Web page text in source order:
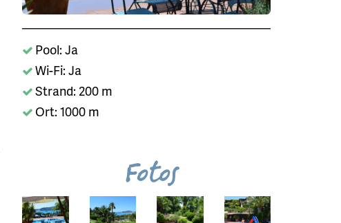
Pool: Ja
Wi-Fi: Ja
Strand: 200 m
Ort: 1000 m
Fotos